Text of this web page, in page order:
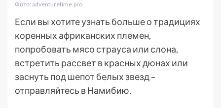
Фото: adventuretime.pro
Если вы хотите узнать больше о традициях
коренных африканских племен,
попробовать мясо страуса или слона,
встретить рассвет в красных дюнах или
заснуть под шепот белых звезд –
отправляйтесь в Намибию.